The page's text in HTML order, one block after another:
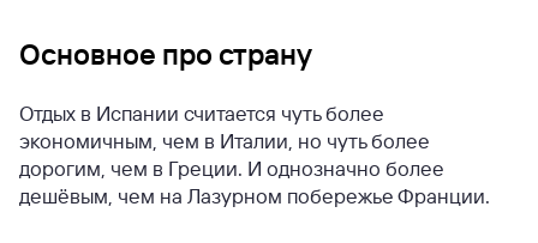
Основное про страну
Отдых в Испании считается чуть более
экономичным, чем в Италии, но чуть более
дорогим, чем в Греции. И однозначно более
дешёвым, чем на Лазурном побережье Франции.